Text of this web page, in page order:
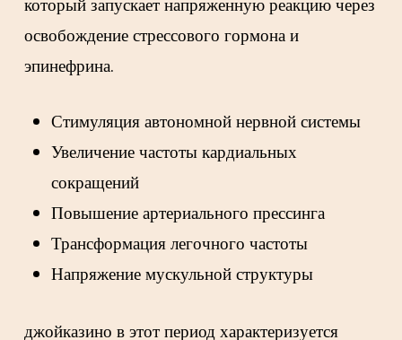
освобождение стрессового гормона и
эпинефрина.
Стимуляция автономной нервной системы
Увеличение частоты кардиальных
сокращений
Повышение артериального прессинга
Трансформация легочного частоты
Напряжение мускульной структуры
джойказино в этот период характеризуется